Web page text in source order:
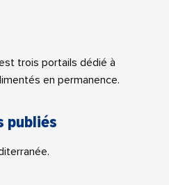
trois portails dédié à
en permanence.
publiés